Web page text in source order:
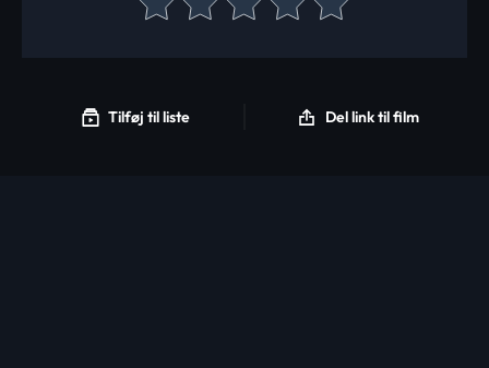
Tilføj til liste Del link til film